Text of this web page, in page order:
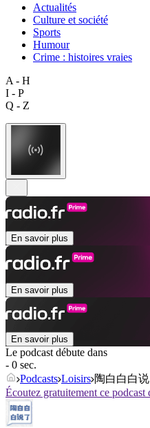
Actualités
Culture et société
Sports
Humour
Crime : histoires vraies
A - H
I - P
Q - Z
En savoir plus
En savoir plus
En savoir plus
Le podcast débute dans
- 0 sec.
Podcasts Loisirs 陶白白白
Écoutez gratuitement ce podcast